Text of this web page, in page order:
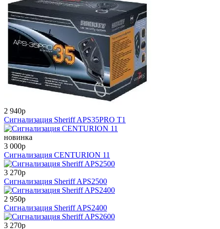
2 940p
Сигнализация Sheriff APS35PRO T1
новинка
3 000p
Сигнализация CENTURION 11
3 270p
Сигнализация Sheriff APS2500
2 950p
Сигнализация Sheriff APS2400
3 270p